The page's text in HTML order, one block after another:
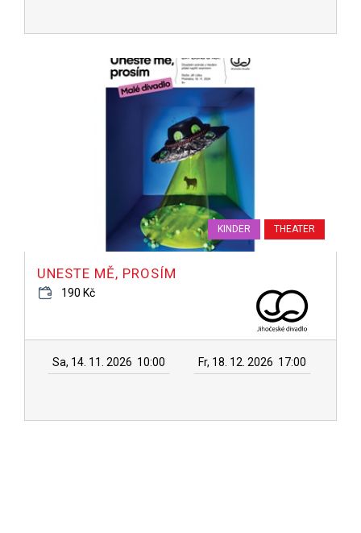
KINDER THEATER
UNESTE MĚ, PROSÍM
190 Kč
Sa, 14. 11. 2026 10:00 Fr, 18. 12. 2026 17:00